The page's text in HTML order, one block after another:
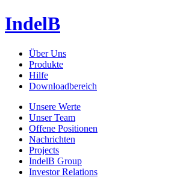
IndelB
Über Uns
Produkte
Hilfe
Downloadbereich
Unsere Werte
Unser Team
Offene Positionen
Nachrichten
Projects
IndelB Group
Investor Relations